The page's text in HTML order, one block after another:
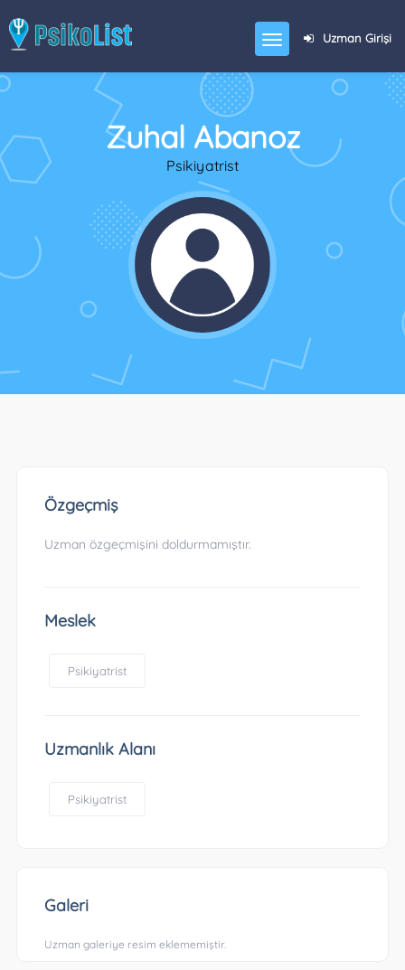
Uzman Girişi
Zuhal Abanoz
Psikiyatrist
Özgeçmiş
Uzman özgeçmişini doldurmamıştır.
Meslek
Psikiyatrist
Uzmanlık Alanı
Psikiyatrist
Galeri
Uzman galeriye resim eklememiştir.